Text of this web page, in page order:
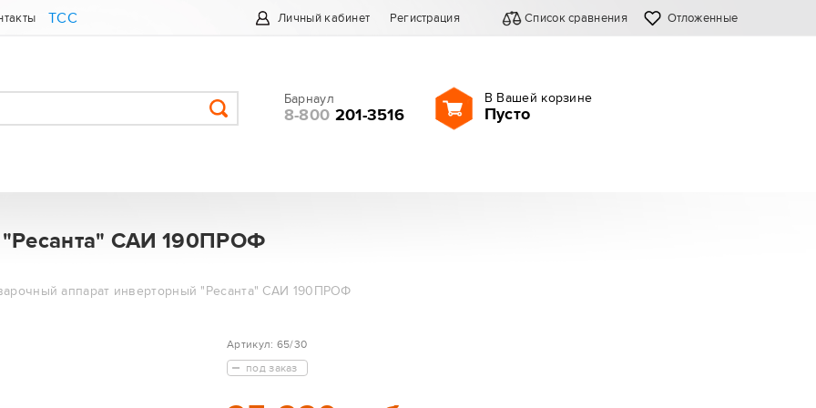
ТСС Личный кабинет Регистрация Список сравнения Отложенные
Барнаул
8-800 201-3516
В Вашей корзине
Пусто
"Ресанта" САИ 190ПРОФ
аппарат инверторный "Ресанта" САИ 190ПРОФ
Артикул: 65/30
под заказ